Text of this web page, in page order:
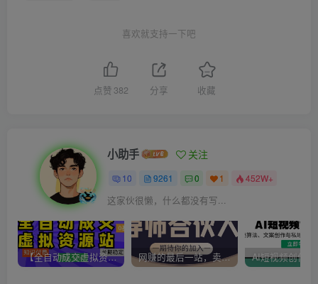
喜欢就支持一下吧
点赞 382 分享 收藏
小助手 关注
10 9261 0 1 452W+
这家伙很懒，什么都没有写...
【全自动成交虚拟资源站】站长唯一陪跑项目！月入10W+~长期稳定~ 网赚的最后一站，卖项目！做网赚顶级猎食者~